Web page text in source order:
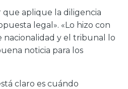
que aplique la diligencia
legal». «Lo hizo con
nacionalidad y el tribunal lo
noticia para los
claro es cuándo